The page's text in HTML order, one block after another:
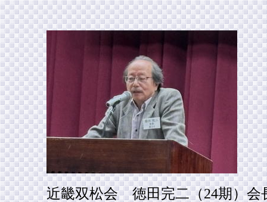
近畿双松会 徳田完二（24期）会